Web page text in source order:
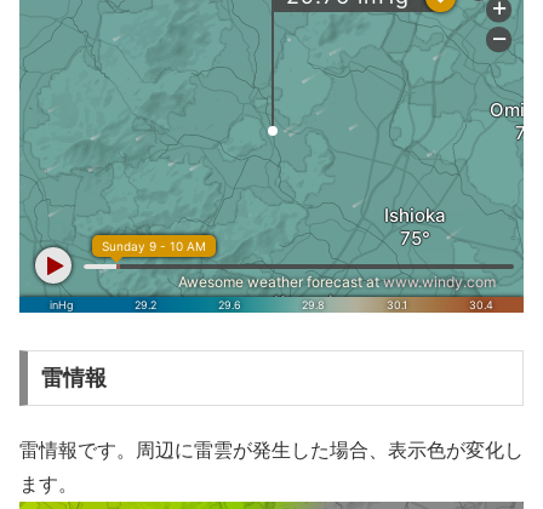
雷情報
雷情報です。周辺に雷雲が発生した場合、表示色が変化し
ます。